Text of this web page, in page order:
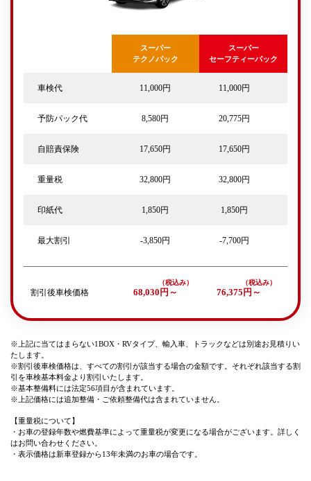
スーパー
テクノパック
スーパー
セーフティーパック
車検代 11,000円 11,000円
予防パック代 8,580円 20,775円
自賠責保険 17,650円 17,650円
重量税 32,800円 32,800円
印紙代 1,850円 1,850円
最大割引 -3,850円 -7,700円
割引後車検価格 68,030円～ 76,375円～
※上記に当てはまらない1BOX・RVタイプ、輸入車、トラックなどは別途お見積りい
たします。
※割引後車検価格は、すべての割引が該当する場合の金額です。それぞれ該当する割
引を車検基本料金より割引いたします。
※基本整備料には法定56項目が含まれています。
※上記価格には追加整備・ご依頼整備代は含まれていません。
【重量税について】
・お車の登録年数や燃費基準によって重量税が変更になる場合がございます。詳しく
はお問い合わせください。
・表示価格は新車登録から13年未満のお車の場合です。